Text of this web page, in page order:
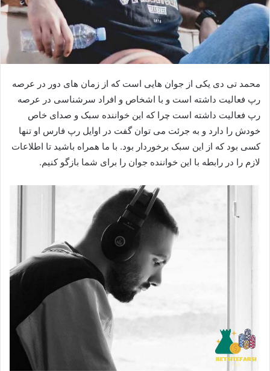
محمد تی دی یکی از جوان هایی است که از زمان های دور در عرصه
رپ فعالیت داشته است و با اشخاص و افراد سرشناسی در عرصه
رپ فعالیت داشته است چرا که این خواننده سبک و صدای خاص
خودش را دارد و به جرئت می توان گفت در اوایل رپ فارس او تنها
کسی بود که از این سبک برخوردار بود. با ما همراه باشید تا اطلاعات
لازم را در رابطه با این خواننده جوان را برای شما بازگو کنیم.